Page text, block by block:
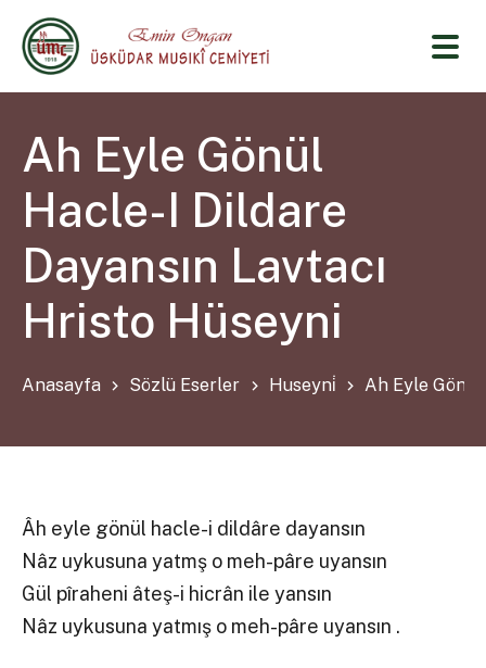
Ah Eyle Gönül
Hacle-I Dildare
Dayansın Lavtacı
Hristo Hüseyni
Anasayfa Sözlü Eserler Huseyni̇ Ah Eyle Gönül
Âh eyle gönül hacle-i dildâre dayansın
Nâz uykusuna yatmş o meh-pâre uyansın
Gül pîraheni âteş-i hicrân ile yansın
Nâz uykusuna yatmış o meh-pâre uyansın .